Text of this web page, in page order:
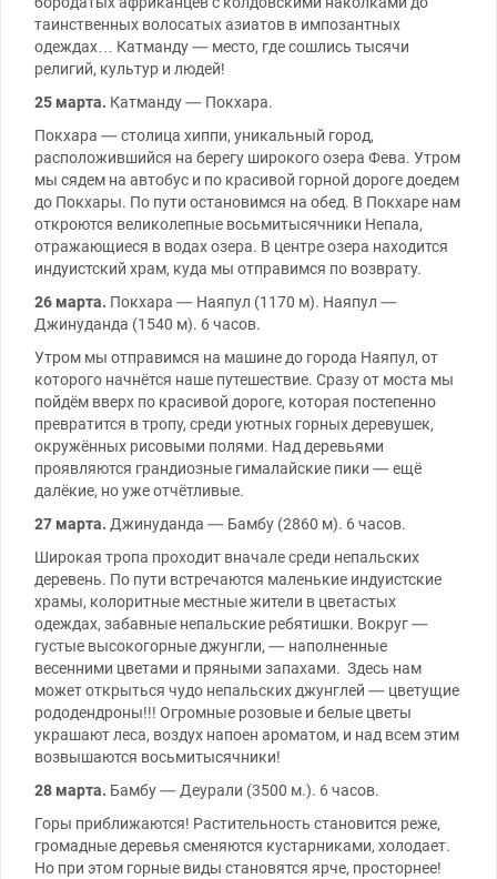
таинственных волосатых азиатов в импозантных
одеждах… Катманду — место, где сошлись тысячи
религий, культур и людей!
25 марта. Катманду — Покхара.
Покхара — столица хиппи, уникальный город,
расположившийся на берегу широкого озера Фева. Утром
мы сядем на автобус и по красивой горной дороге доедем
до Покхары. По пути остановимся на обед. В Покхаре нам
откроются великолепные восьмитысячники Непала,
отражающиеся в водах озера. В центре озера находится
индуистский храм, куда мы отправимся по возврату.
26 марта. Покхара — Наяпул (1170 м). Наяпул —
Джинуданда (1540 м). 6 часов.
Утром мы отправимся на машине до города Наяпул, от
которого начнётся наше путешествие. Сразу от моста мы
пойдём вверх по красивой дороге, которая постепенно
превратится в тропу, среди уютных горных деревушек,
окружённых рисовыми полями. Над деревьями
проявляются грандиозные гималайские пики — ещё
далёкие, но уже отчётливые.
27 марта. Джинуданда — Бамбу (2860 м). 6 часов.
Широкая тропа проходит вначале среди непальских
деревень. По пути встречаются маленькие индуистские
храмы, колоритные местные жители в цветастых
одеждах, забавные непальские ребятишки. Вокруг —
густые высокогорные джунгли, — наполненные
весенними цветами и пряными запахами. Здесь нам
может открыться чудо непальских джунглей — цветущие
рододендроны!!! Огромные розовые и белые цветы
украшают леса, воздух напоен ароматом, и над всем этим
возвышаются восьмитысячники!
28 марта. Бамбу — Деурали (3500 м.). 6 часов.
Горы приближаются! Растительность становится реже,
громадные деревья сменяются кустарниками, холодает.
Но при этом горные виды становятся ярче, просторнее!